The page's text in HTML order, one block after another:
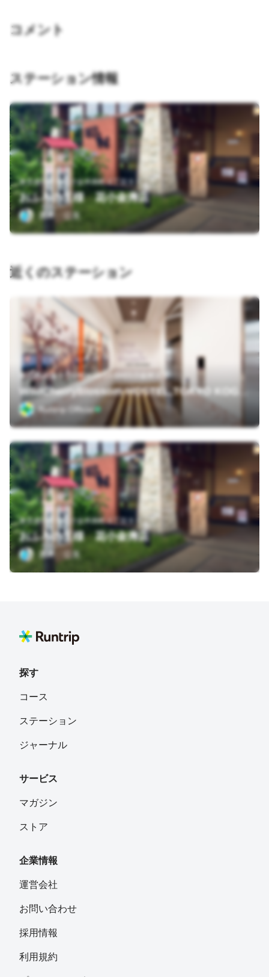
コメント
ステーション情報
東京都小平市花小金井南町３丁目９－１０
おふろの王様 花小金井店
黒木 公美
近くのステーション
東京都 小金井市中町4-15-14 GH01小金井 2階
Runtrip Official
東京都小平市花小金井南町３丁目９－１０
おふろの王様 花小金井店
黒木 公美
探す
コース
ステーション
ジャーナル
サービス
マガジン
ストア
企業情報
運営会社
お問い合わせ
採用情報
利用規約